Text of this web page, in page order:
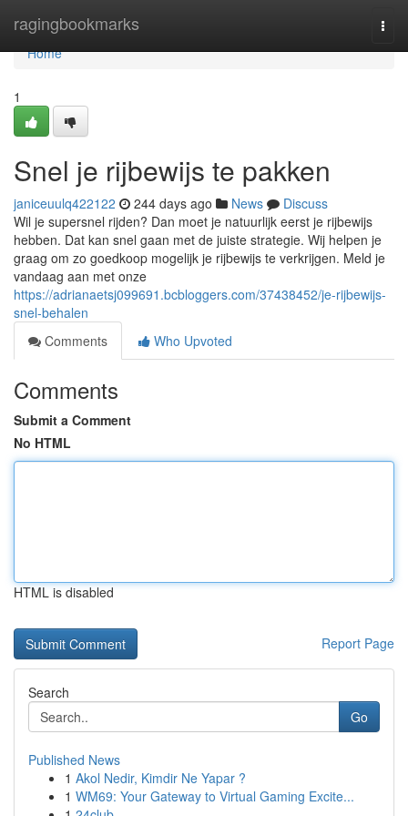
ragingbookmarks
Home
Home
1
Snel je rijbewijs te pakken
janiceuulq422122 244 days ago News
Discuss
Wil je supersnel rijden? Dan moet je natuurlijk eerst je rijbewijs
hebben. Dat kan snel gaan met de juiste strategie. Wij helpen je
graag om zo goedkoop mogelijk je rijbewijs te verkrijgen. Meld je
vandaag aan met onze
https://adrianaetsj099691.bcbloggers.com/37438452/je-rijbewijs-
snel-behalen
Comments
Who Upvoted
Comments
Submit a Comment
No HTML
HTML is disabled
Report Page
Search
Go
Published News
1 Akol Nedir, Kimdir Ne Yapar ?
1 WM69: Your Gateway to Virtual Gaming Excite...